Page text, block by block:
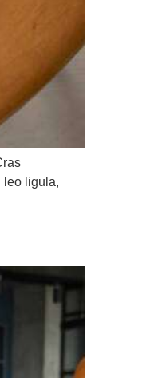
leo ligula,